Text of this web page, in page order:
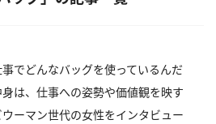
でどんなバッグを使っているんだ
は、仕事への姿勢や価値観を映す
ーマン世代の女性をインタビュー